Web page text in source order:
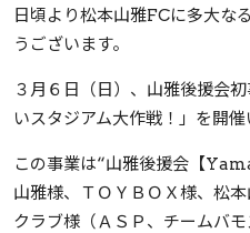
日頃より松本山雅FCに多大な
うございます。
３月６日（日）、山雅後援会
いスタジアム大作戦！」を開催
この事業は“山雅後援会【
山雅様、ＴＯＹＢＯＸ様、松
クラブ様（ＡＳＰ、チームバ